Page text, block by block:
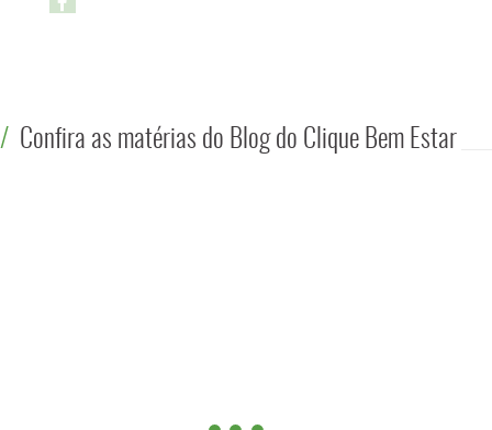
Confira as matérias do Blog do Clique Bem Estar